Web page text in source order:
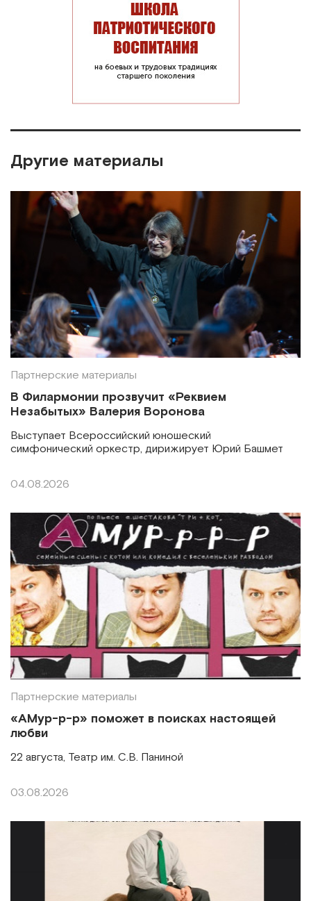
Другие материалы
Партнерские материалы
В Филармонии прозвучит «Реквием
Незабытых» Валерия Воронова
Выступает Всероссийский юношеский
симфонический оркестр, дирижирует Юрий Башмет
04.08.2026
Партнерские материалы
«АМур-р-р» поможет в поисках настоящей
любви
22 августа, Театр им. С.В. Паниной
03.08.2026